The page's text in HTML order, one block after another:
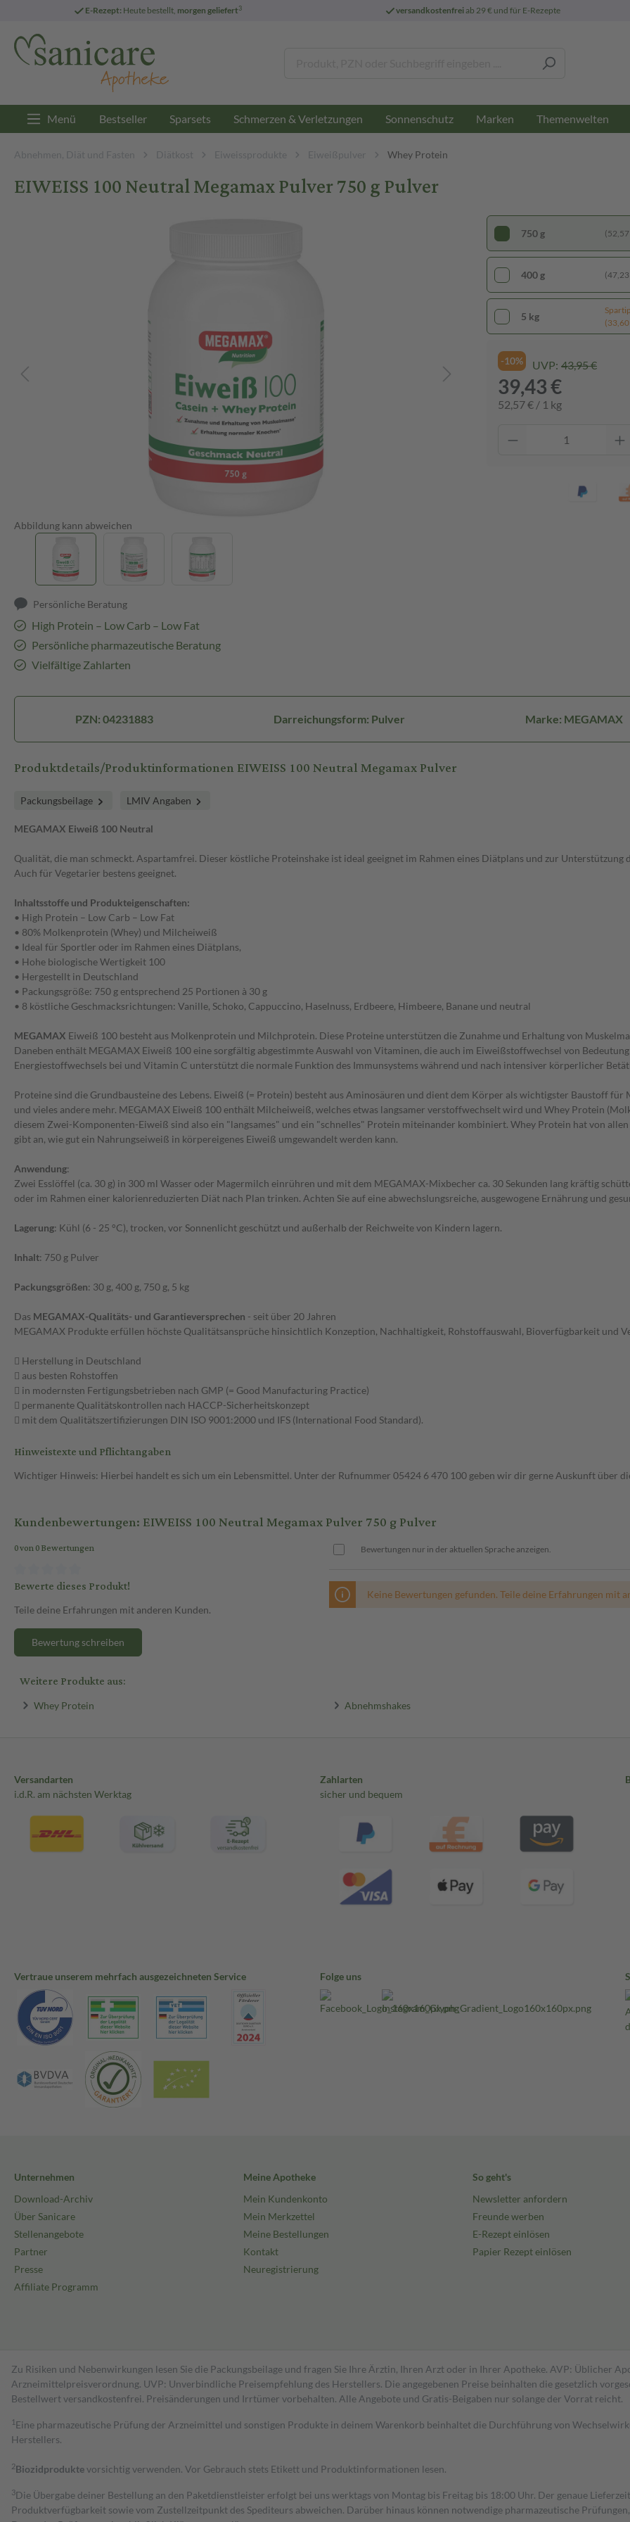
E-Rezept: Heute bestellt, morgen geliefert3 versandkostenfreiab 29 € und für E-Rezepte
Menü Bestseller Sparsets Schmerzen & Verletzungen Sonnenschutz Marken Themenwelten
Abnehmen, Diät und Fasten Diätkost Eiweissprodukte Eiweißpulver Whey Protein
EIWEISS 100 Neutral Megamax Pulver 750 g Pulver
Abbildung kann abweichen
Persönliche Beratung
High Protein – Low Carb – Low Fat
Persönliche pharmazeutische Beratung
Vielfältige Zahlarten
750 g (52,57
400 g (47,23
5 kg
-10% UVP: 43,95 €
39,43 €
52,57 € / 1 kg
PZN: 04231883 Darreichungsform: Pulver Marke: MEGAMAX
Produktdetails/Produktinformationen EIWEISS 100 Neutral Megamax Pulver
Packungsbeilage LMIV Angaben
MEGAMAX Eiweiß 100 Neutral
Qualität, die man schmeckt. Aspartamfrei. Dieser köstliche Proteinshake ist ideal geeignet im Rahmen eines Diätplans und zur
Auch für Vegetarier bestens geeignet.
Inhaltsstoffe und Produkteigenschaften:
• High Protein – Low Carb – Low Fat
• 80% Molkenprotein (Whey) und Milcheiweiß
• Ideal für Sportler oder im Rahmen eines Diätplans,
• Hohe biologische Wertigkeit 100
• Hergestellt in Deutschland
• Packungsgröße: 750 g entsprechend 25 Portionen à 30 g
• 8 köstliche Geschmacksrichtungen: Vanille, Schoko, Cappuccino, Haselnuss, Erdbeere, Himbeere, Banane und neutral
MEGAMAX Eiweiß 100 besteht aus Molkenprotein und Milchprotein. Diese Proteine unterstützen die Zunahme und Erhaltung von
Daneben enthält MEGAMAX Eiweiß 100 eine sorgfältig abgestimmte Auswahl von Vitaminen, die auch im Eiweißstoffwechsel von
Energiestoffwechsels bei und Vitamin C unterstützt die normale Funktion des Immunsystems während und nach intensiver körperlicher
Proteine sind die Grundbausteine des Lebens. Eiweiß (= Protein) besteht aus Aminosäuren und dient dem Körper als wichtigster Baustoff für
und vieles andere mehr. MEGAMAX Eiweiß 100 enthält Milcheiweiß, welches etwas langsamer verstoffwechselt wird und Whey Protein
diesem Zwei-Komponenten-Eiweiß sind also ein "langsames" und ein "schnelles" Protein miteinander kombiniert. Whey Protein hat von
gibt an, wie gut ein Nahrungseiweiß in körpereigenes Eiweiß umgewandelt werden kann.
Anwendung:
Zwei Esslöffel (ca. 30 g) in 300 ml Wasser oder Magermilch einrühren und mit dem MEGAMAX-Mixbecher ca. 30 Sekunden lang kräftig
oder im Rahmen einer kalorienreduzierten Diät nach Plan trinken. Achten Sie auf eine abwechslungsreiche, ausgewogene Ernährung und
Lagerung: Kühl (6 - 25 °C), trocken, vor Sonnenlicht geschützt und außerhalb der Reichweite von Kindern lagern.
Inhalt: 750 g Pulver
Packungsgrößen: 30 g, 400 g, 750 g, 5 kg
Das MEGAMAX-Qualitäts- und Garantieversprechen - seit über 20 Jahren
MEGAMAX Produkte erfüllen höchste Qualitätsansprüche hinsichtlich Konzeption, Nachhaltigkeit, Rohstoffauswahl, Bioverfügbarkeit und
 Herstellung in Deutschland
 aus besten Rohstoffen
 in modernsten Fertigungsbetrieben nach GMP (= Good Manufacturing Practice)
 permanente Qualitätskontrollen nach HACCP-Sicherheitskonzept
 mit dem Qualitätszertifizierungen DIN ISO 9001:2000 und IFS (International Food Standard).
Hinweistexte und Pflichtangaben
Wichtiger Hinweis: Hierbei handelt es sich um ein Lebensmittel. Unter der Rufnummer 05424 6 470 100 geben wir dir gerne Auskunft über
Kundenbewertungen: EIWEISS 100 Neutral Megamax Pulver 750 g Pulver
0 von 0 Bewertungen
Bewerte dieses Produkt!
Teile deine Erfahrungen mit anderen Kunden.
Bewertung schreiben
Bewertungen nur in der aktuellen Sprache anzeigen.
Keine Bewertungen gefunden. Teile deine Erfahrungen mit
Weitere Produkte aus:
Whey Protein Abnehmshakes
Versandarten
i.d.R. am nächsten Werktag
Zahlarten
sicher und bequem
Vertraue unserem mehrfach ausgezeichneten Service Folge uns
Unternehmen
Download-Archiv
Über Sanicare
Stellenangebote
Partner
Presse
Affiliate Programm
Meine Apotheke
Mein Kundenkonto
Mein Merkzettel
Meine Bestellungen
Kontakt
Neuregistrierung
So geht's
Newsletter anfordern
Freunde werben
E-Rezept einlösen
Papier Rezept einlösen
Zu Risiken und Nebenwirkungen lesen Sie die Packungsbeilage und fragen Sie Ihre Ärztin, Ihren Arzt oder in Ihrer Apotheke. AVP: Üblicher
Arzneimittelpreisverordnung. UVP: Unverbindliche Preisempfehlung des Herstellers. Die angegebenen Preise beinhalten die gesetzlich
Bestell­wert versand­kosten­frei. Preisänderungen und Irrtümer vorbehalten. Alle Angebote und Gratis-Beigaben nur solange der Vorrat reicht.
1 Eine pharmazeutische Prüfung der Arzneimittel und sonstigen Produkte in deinem Warenkorb beinhaltet die Durchführung von
Herstellers.
2Biozidproduktevorsichtig verwenden. Vor Gebrauch stets Etikett und Produktinformationen lesen.
3Die Übergabe deiner Bestellung an den Paketdienstleister erfolgt bei uns werktags von Montag bis Freitag bis 18:00 Uhr. Der genaue
Produktverfügbarkeit sowie vom Zustellzeitpunkt des Spediteurs abweichen. Darüber hinaus können notwendige pharmazeutische